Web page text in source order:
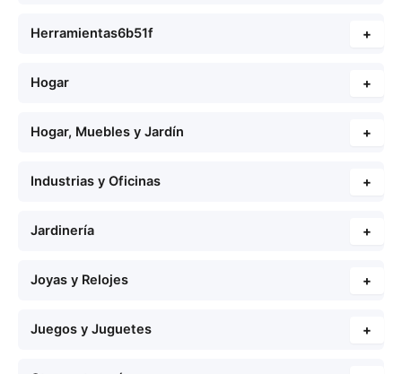
Herramientas6b51f +
Hogar +
Hogar, Muebles y Jardín +
Industrias y Oficinas +
Jardinería +
Joyas y Relojes +
Juegos y Juguetes +